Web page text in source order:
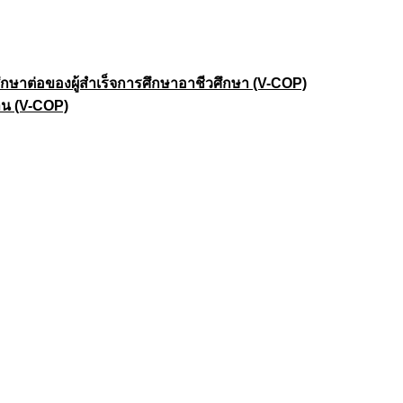
าต่อของผู้สำเร็จการศึกษาอาชีวศึกษา (V-COP)
(V-COP)